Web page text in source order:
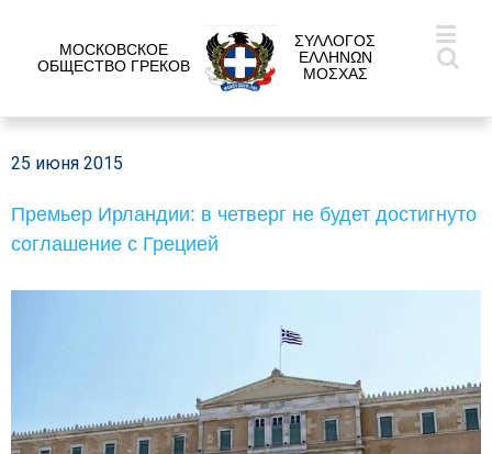
МОСКОВСКОЕ
ОБЩЕСТВО ГРЕКОВ
ΣΥΛΛΟΓΟΣ
ΕΛΛΗΝΩΝ
ΜΟΣΧΑΣ
25 июня 2015
Премьер Ирландии: в четверг не будет достигнуто
соглашение с Грецией